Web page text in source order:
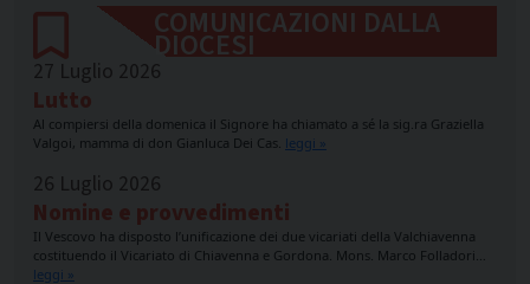
COMUNICAZIONI DALLA
DIOCESI
27 Luglio 2026
Lutto
Al compiersi della domenica il Signore ha chiamato a sé la sig.ra Graziella
Valgoi, mamma di don Gianluca Dei Cas. leggi »
26 Luglio 2026
Nomine e provvedimenti
Il Vescovo ha disposto l’unificazione dei due vicariati della Valchiavenna
costituendo il Vicariato di Chiavenna e Gordona. Mons. Marco Folladori…
leggi »